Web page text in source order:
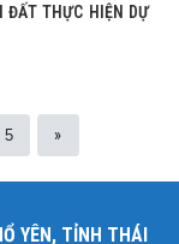
ĐẤT THỰC HIỆN DỰ
5 »
YÊN, TỈNH THÁI